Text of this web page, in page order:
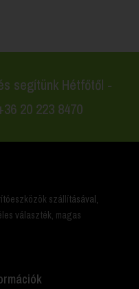
segítünk Hétfőtől -
20 223 8470
szállításával,
választék, magas